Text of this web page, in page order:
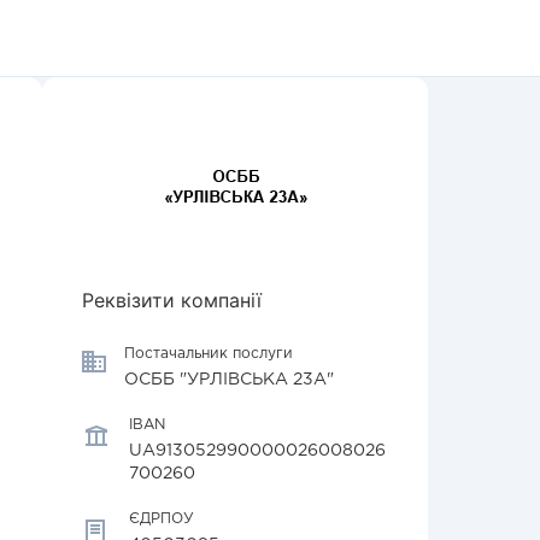
Реквізити компанії
Постачальник послуги
ОСББ "УРЛІВСЬКА 23А"
IBAN
UA913052990000026008026
700260
ЄДРПОУ